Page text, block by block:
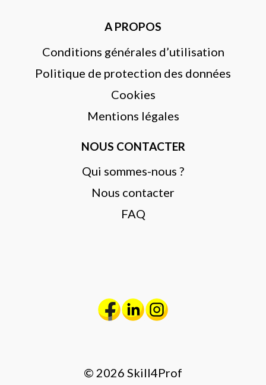
A PROPOS
Conditions générales d’utilisation
Politique de protection des données
Cookies
Mentions légales
NOUS CONTACTER
Qui sommes-nous ?
Nous contacter
FAQ
© 2026 Skill4Prof